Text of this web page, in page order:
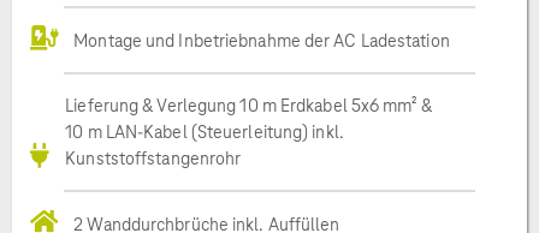
Montage und Inbetriebnahme der AC Ladestation
Lieferung & Verlegung 10 m Erdkabel 5x6 mm² &
10 m LAN-Kabel (Steuerleitung) inkl.
Kunststoffstangenrohr
2 Wanddurchbrüche inkl. Auffüllen